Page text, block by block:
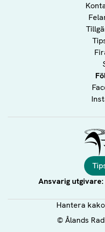
Ansvarig utgivare:
Hantera
©Ålands